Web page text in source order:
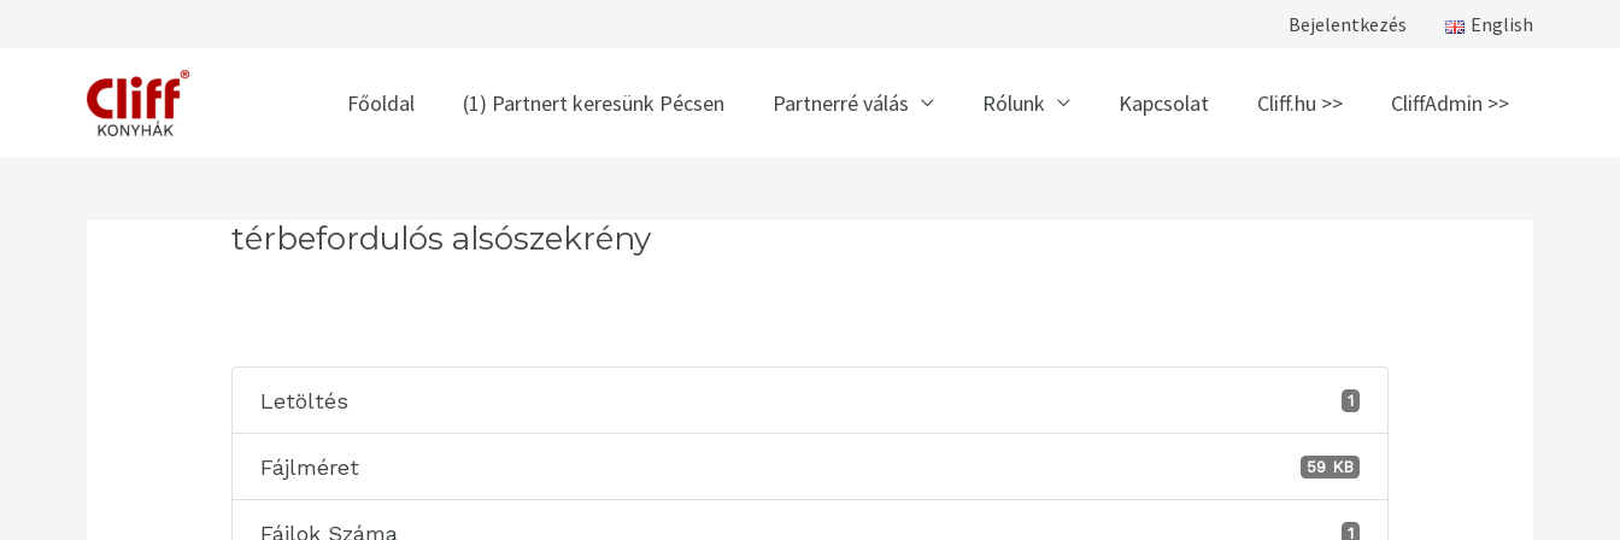
Bejelentkezés English
Főoldal (1) Partnert keresünk Pécsen Partnerré válás Rólunk Kapcsolat Cliff.hu >> CliffAdmin >>
térbefordulós alsószekrény
Letöltés 1
Fájlméret 59 KB
Fájlok Száma 1